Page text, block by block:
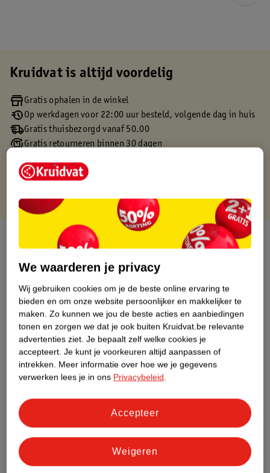
Kruidvat is altijd voordelig
Gratis ophalen in de winkel
Op werkdagen voor 22:00 uur besteld, volgende dag in huis
Gratis thuisbezorgd vanaf 50.00
Gratis retourneren binnen 30 dagen
Over dit product
Productinformatie
Etiketinformatie
Nature Impact Score
Dit product heeft (nog) geen Nature
Impact Score.
Meer informatie
Bestel & Bezorginformatie
We waarderen je privacy
Wij gebruiken cookies om je de beste online ervaring te
bieden en om onze website persoonlijker en makkelijker te
maken. Zo kunnen we jou de beste acties en aanbiedingen
tonen en zorgen we dat je ook buiten Kruidvat.be relevante
advertenties ziet. Je bepaalt zelf welke cookies je
accepteert. Je kunt je voorkeuren altijd aanpassen of
intrekken. Meer informatie over hoe we je gegevens
verwerken lees je in ons Privacybeleid.
Weigeren
Accepteer